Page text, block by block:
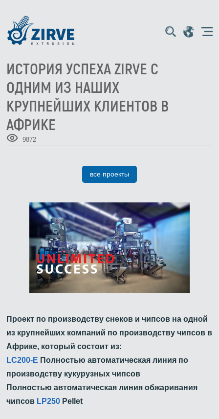
ИСТОРИЯ УСПЕХА ZIRVE С
ОДНИМ ИЗ НАШИХ
КРУПНЕЙШИХ КЛИЕНТОВ В
АФРИКЕ
9872
все проекты
Проект по производству снеков и чипсов на одной
из крупнейших компаний по производству чипсов в
Африке, который состоит из:
LC200-E Полностью автоматическая линия по
производству кукурузных чипсов
Полностью автоматическая линия обжаривания
чипсов LP250 Pellet